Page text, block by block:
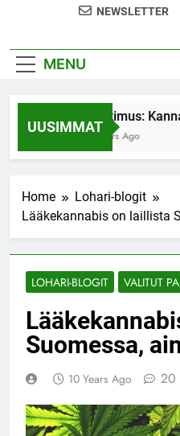
NEWSLETTER
MENU
UUSIMMAT
Tutkimus:
7 Years Ago
Home
Lohari-blogit
Lääkekannabis on laillista
LOHARI-BLOGIT VALITUT
Suomessa,
10 Years Ago 20